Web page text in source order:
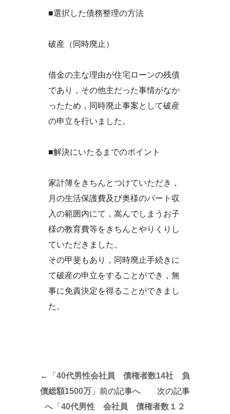
■選択した債務整理の方法
破産（同時廃止）
借金の主な理由が住宅ローンの残債
であり，その他主だった事情がなか
ったため，同時廃止事案として破産
の申立を行いました。
■解決にいたるまでのポイント
家計簿をきちんとつけていただき，
月の生活保護費及び奥様のパート収
入の範囲内にて，嵩んでしまうお子
様の教育費等をきちんとやりくりし
ていただきました。
その甲斐もあり，同時廃止手続きに
て破産の申立をすることができ，無
事に免責決定を得ることができまし
た。
←「 40代男性会社員 債権者数14社 負
債総額1500万」前の記事へ 次の記事
へ「 40代男性 会社員 債権者数１２